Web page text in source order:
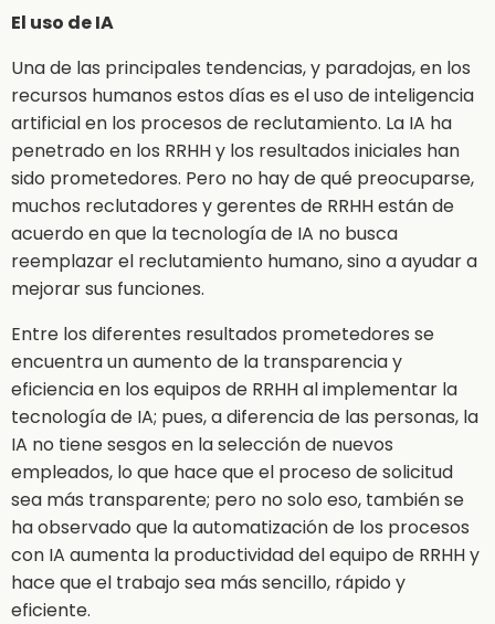
El uso de IA
Una de las principales tendencias, y paradojas, en los
recursos humanos estos días es el uso de inteligencia
artificial en los procesos de reclutamiento. La IA ha
penetrado en los RRHH y los resultados iniciales han
sido prometedores. Pero no hay de qué preocuparse,
muchos reclutadores y gerentes de RRHH están de
acuerdo en que la tecnología de IA no busca
reemplazar el reclutamiento humano, sino a ayudar a
mejorar sus funciones.
Entre los diferentes resultados prometedores se
encuentra un aumento de la transparencia y
eficiencia en los equipos de RRHH al implementar la
tecnología de IA; pues, a diferencia de las personas, la
IA no tiene sesgos en la selección de nuevos
empleados, lo que hace que el proceso de solicitud
sea más transparente; pero no solo eso, también se
ha observado que la automatización de los procesos
con IA aumenta la productividad del equipo de RRHH y
hace que el trabajo sea más sencillo, rápido y
eficiente.